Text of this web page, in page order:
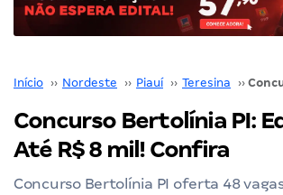
Início ›› Nordeste ›› Piauí ›› Teresina ››
Concurso Bertolínia PI:
Até R$ 8 mil! Confira
Concurso Bertolínia PI oferta 48